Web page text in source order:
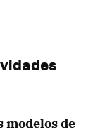
modelos de